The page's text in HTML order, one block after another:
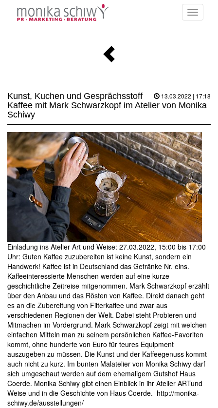
Toggle
13.03.2022 | 17:18
Kunst, Kuchen und Gesprächsstoff
Kaffee mit Mark Schwarzkopf im Atelier von Monika
Schiwy
Einladung ins Atelier Art und Weise: 27.03.2022, 15:00 bis 17:00
Uhr: Guten Kaffee zuzubereiten ist keine Kunst, sondern ein
Handwerk! Kaffee ist in Deutschland das Getränke Nr. eins.
Kaffeeinteressierte Menschen werden auf eine kurze
geschichtliche Zeitreise mitgenommen. Mark Schwarzkopf erzählt
über den Anbau und das Rösten von Kaffee. Direkt danach geht
es an die Zubereitung von Filterkaffee und zwar aus
verschiedenen Regionen der Welt. Dabei steht Probieren und
Mitmachen im Vordergrund. Mark Schwarzkopf zeigt mit welchen
einfachen Mitteln man zu seinem persönlichen Kaffee-Favoriten
kommt, ohne hunderte von Euro für teures Equipment
auszugeben zu müssen. Die Kunst und der Kaffeegenuss kommt
auch nicht zu kurz. Im bunten Malatelier von Monika Schiwy darf
sich umgeschaut werden auf dem ehemaligem Gutshof Haus
Coerde. Monika Schiwy gibt einen Einblick in ihr Atelier ARTund
Weise und in die Geschichte von Haus Coerde. http://monika-
schiwy.de/ausstellungen/